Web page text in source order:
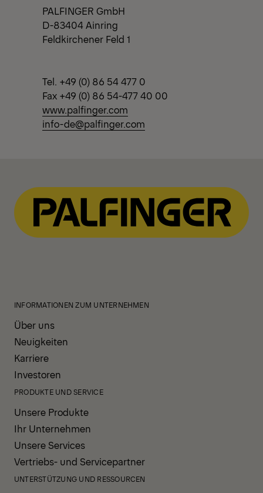
PALFINGER GmbH
D-83404 Ainring
Feldkirchener Feld 1
Tel. +49 (0) 86 54 477 0
Fax +49 (0) 86 54-477 40 00
www.palfinger.com
info-de@palfinger.com
INFORMATIONEN ZUM UNTERNEHMEN
Über uns
Neuigkeiten
Karriere
Investoren
PRODUKTE UND SERVICE
Unsere Produkte
Ihr Unternehmen
Unsere Services
Vertriebs- und Servicepartner
UNTERSTÜTZUNG UND RESSOURCEN